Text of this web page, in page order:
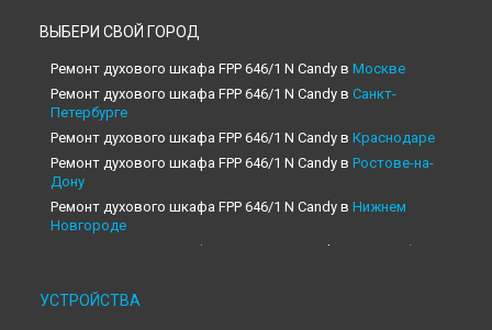
ВЫБЕРИ СВОЙ ГОРОД
Ремонт духового шкафа FPP 646/1 N Candy в Москве
Ремонт духового шкафа FPP 646/1 N Candy в Санкт-
Петербурге
Ремонт духового шкафа FPP 646/1 N Candy в Краснодаре
Ремонт духового шкафа FPP 646/1 N Candy в Ростове-на-
Дону
Ремонт духового шкафа FPP 646/1 N Candy в Нижнем
Новгороде
Ремонт духового шкафа FPP 646/1 N Candy в
Новосибирске
Ремонт духового шкафа FPP 646/1 N Candy в
УСТРОЙСТВА